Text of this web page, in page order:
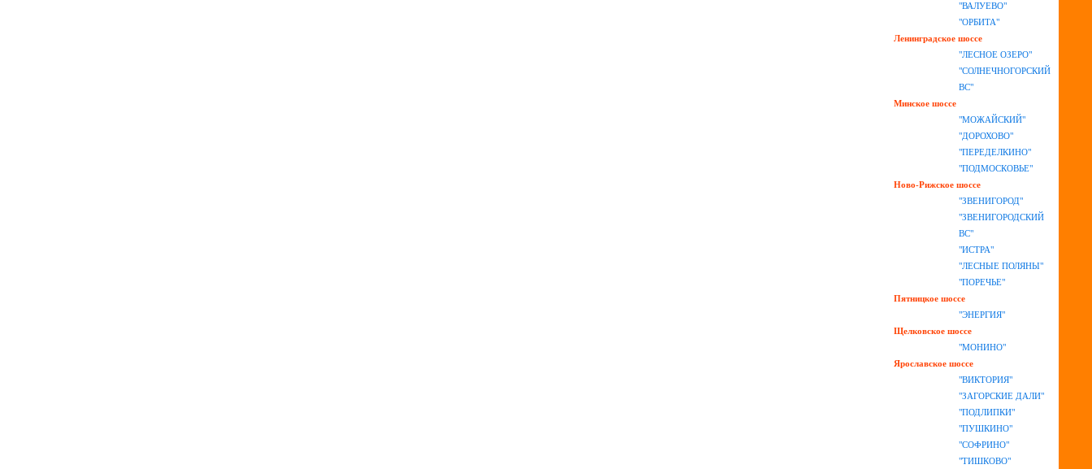
"ВАЛУЕВО"
"ОРБИТА"
Ленинградское шоссе
"ЛЕСНОЕ ОЗЕРО"
"СОЛНЕЧНОГОРСКИЙ
ВС"
Минское шоссе
"МОЖАЙСКИЙ"
"ДОРОХОВО"
"ПЕРЕДЕЛКИНО"
"ПОДМОСКОВЬЕ"
Ново-Рижское шоссе
"ЗВЕНИГОРОД"
"ЗВЕНИГОРОДСКИЙ
ВС"
"ИСТРА"
"ЛЕСНЫЕ ПОЛЯНЫ"
"ПОРЕЧЬЕ"
Пятницкое шоссе
"ЭНЕРГИЯ"
Щелковское шоссе
"МОНИНО"
Ярославское шоссе
"ВИКТОРИЯ"
"ЗАГОРСКИЕ ДАЛИ"
"ПОДЛИПКИ"
"ПУШКИНО"
"СОФРИНО"
"ТИШКОВО"